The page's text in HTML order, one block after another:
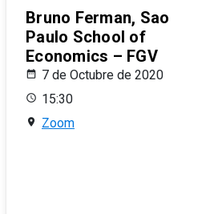
Bruno Ferman, Sao
Paulo School of
Economics – FGV
7 de Octubre de 2020
15:30
Zoom